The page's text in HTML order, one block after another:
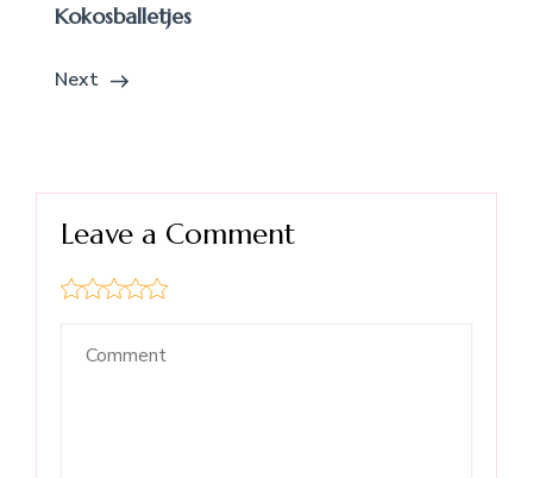
Kokosballetjes
Next
Leave a Comment